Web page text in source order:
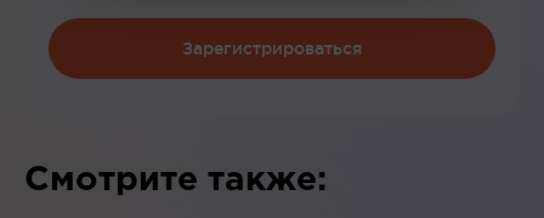
Зарегистрироваться
Смотрите также: